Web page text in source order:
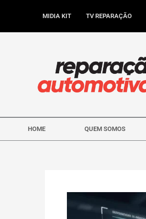
MIDIA KIT TV REPARAÇÃO
HOME QUEM SOMOS